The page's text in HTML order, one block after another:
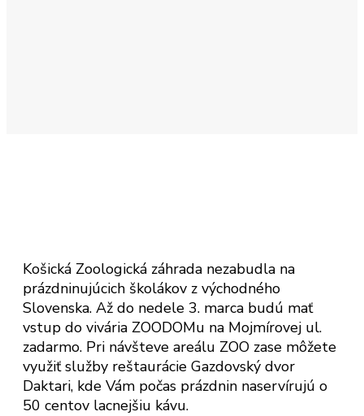
Košická Zoologická záhrada nezabudla na
prázdninujúcich školákov z východného
Slovenska. Až do nedele 3. marca budú mať
vstup do vivária ZOODOMu na Mojmírovej ul.
zadarmo. Pri návšteve areálu ZOO zase môžete
využiť služby reštaurácie Gazdovský dvor
Daktari, kde Vám počas prázdnin naservírujú o
50 centov lacnejšiu kávu.